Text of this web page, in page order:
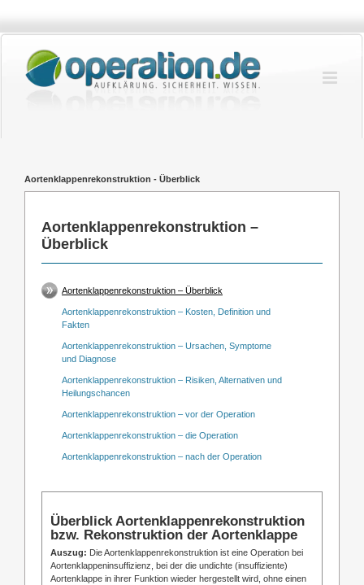
springen
Aortenklappenrekonstruktion - Überblick
Aortenklappenrekonstruktion –
Überblick
Aortenklappenrekonstruktion – Überblick
Aortenklappenrekonstruktion – Kosten, Definition und
Fakten
Aortenklappenrekonstruktion – Ursachen, Symptome
und Diagnose
Aortenklappenrekonstruktion – Risiken, Alternativen und
Heilungschancen
Aortenklappenrekonstruktion – vor der Operation
Aortenklappenrekonstruktion – die Operation
Aortenklappenrekonstruktion – nach der Operation
Überblick Aortenklappenrekonstruktion
bzw. Rekonstruktion der Aortenklappe
Auszug: Die Aortenklappenrekonstruktion ist eine Operation bei
Aortenklappeninsuffizienz, bei der die undichte (insuffiziente)
Aortenklappe in ihrer Funktion wieder hergestellt wird, ohne einen